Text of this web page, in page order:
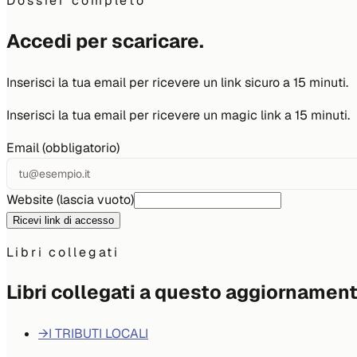
Accedi per scaricare.
Inserisci la tua email per ricevere un link sicuro a 15 minuti.
Inserisci la tua email per ricevere un magic link a 15 minuti.
Email (obbligatorio)
Website (lascia vuoto)
Ricevi link di accesso
Libri collegati
Libri collegati a questo
→I TRIBUTI LOCALI